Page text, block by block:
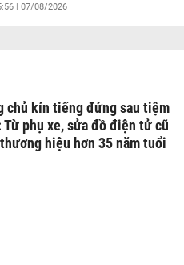
| 07/08/2026
chủ kín tiếng đứng sau tiệm
Từ phụ xe, sửa đồ điện tử cũ
hiệu hơn 35 năm tuổi